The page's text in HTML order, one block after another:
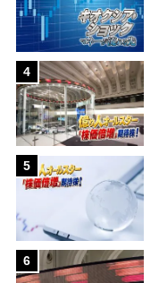
4
5
6